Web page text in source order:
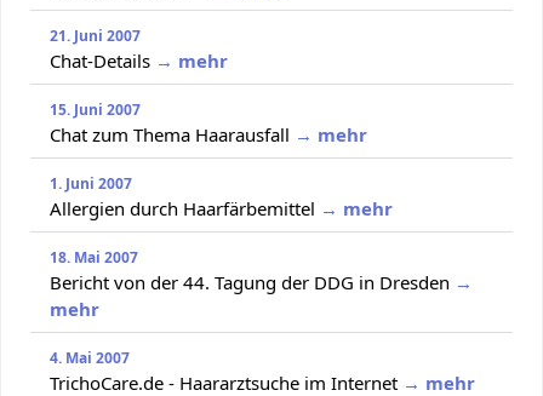
21. Juni 2007
Chat-Details → mehr
15. Juni 2007
Chat zum Thema Haarausfall → mehr
1. Juni 2007
Allergien durch Haarfärbemittel → mehr
18. Mai 2007
Bericht von der 44. Tagung der DDG in Dresden →
mehr
4. Mai 2007
TrichoCare.de - Haararztsuche im Internet → mehr